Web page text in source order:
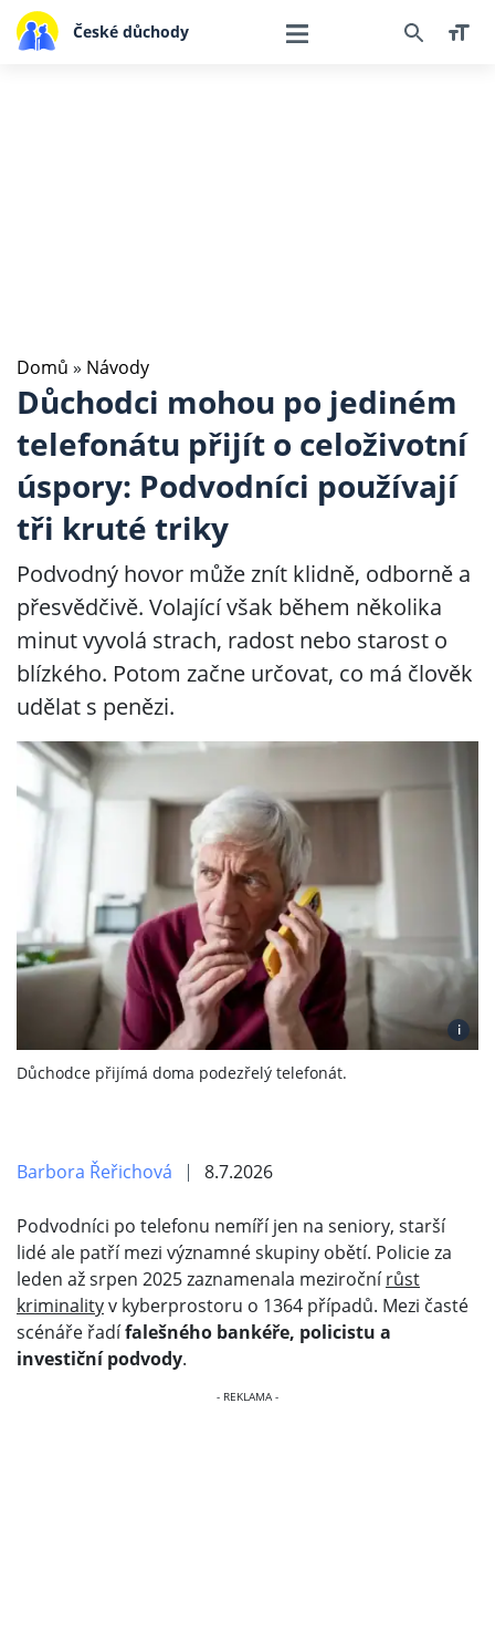
České důchody
Domů » Návody
Důchodci mohou po jediném
telefonátu přijít o celoživotní
úspory: Podvodníci používají
tři kruté triky
Podvodný hovor může znít klidně, odborně a
přesvědčivě. Volající však během několika
minut vyvolá strach, radost nebo starost o
blízkého. Potom začne určovat, co má člověk
udělat s penězi.
i
Důchodce přijímá doma podezřelý telefonát.
Barbora Řeřichová 8.7.2026
Podvodníci po telefonu nemíří jen na seniory, starší
lidé ale patří mezi významné skupiny obětí. Policie za
leden až srpen 2025 zaznamenala meziročnírůst
kriminalityv kyberprostoru o 1364 případů. Mezi časté
scénáře řadífalešného bankéře, policistu a
investiční podvody.